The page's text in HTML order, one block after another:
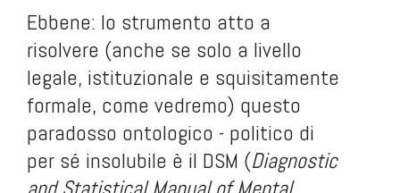
Ebbene: lo strumento atto a
risolvere (anche se solo a livello
legale, istituzionale e squisitamente
formale, come vedremo) questo
paradosso ontologico - politico di
per sé insolubile è il DSM (Diagnostic